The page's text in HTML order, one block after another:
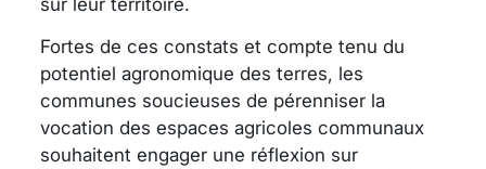
Fortes de ces constats et compte tenu du
potentiel agronomique des terres, les
communes soucieuses de pérenniser la
vocation des espaces agricoles communaux
souhaitent engager une réflexion sur